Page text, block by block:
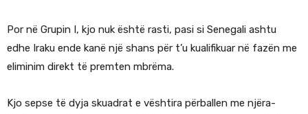
Por në Grupin I, kjo nuk është rasti, pasi si Senegali ashtu
edhe Iraku ende kanë një shans për t’u kualifikuar në fazën me
eliminim direkt të premten mbrëma.
Kjo sepse të dyja skuadrat e vështira përballen me njëra-